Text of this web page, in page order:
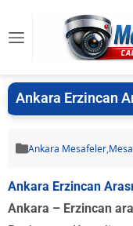
Ankara Erzincan
Ankara Mesafeler,
Ankara Erzincan
Ankara – Erzincan